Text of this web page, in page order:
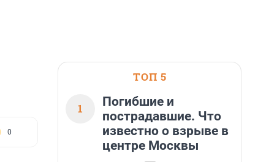
0
ТОП 5
1
Погибшие и
пострадавшие. Что
известно о взрыве в
центре Москвы